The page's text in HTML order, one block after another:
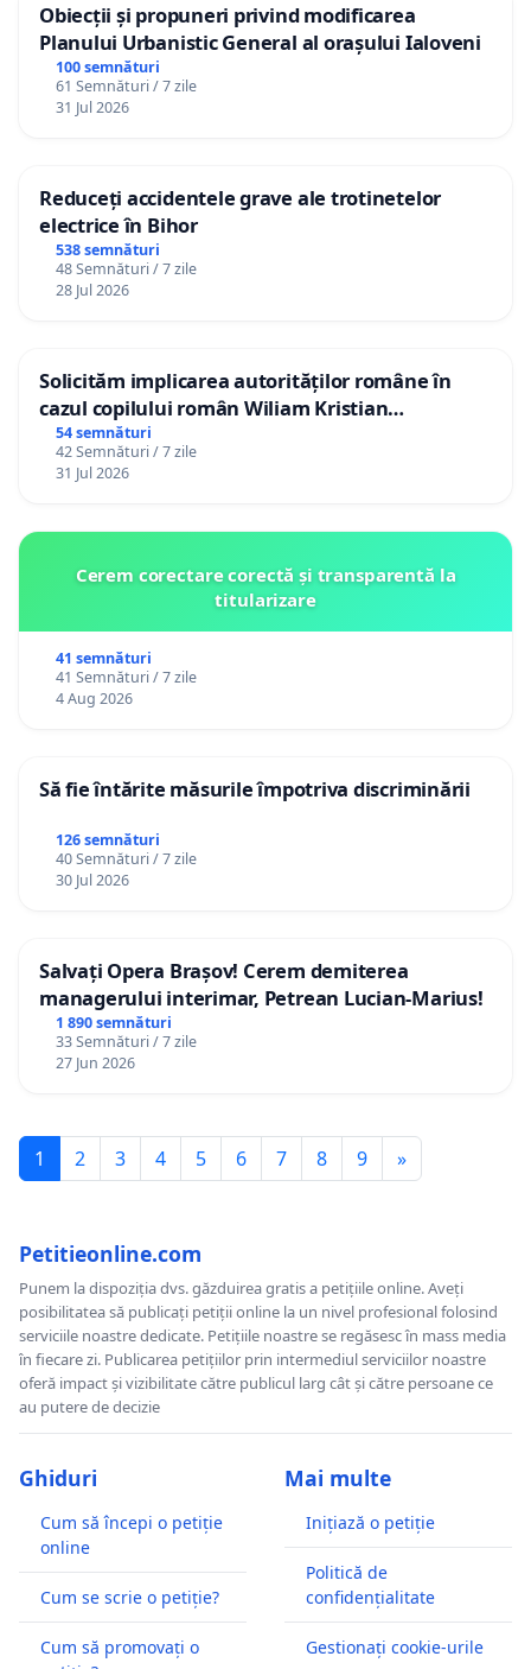
Obiecții și propuneri privind modificarea
Planului Urbanistic General al orașului Ialoveni
100 semnături
61 Semnături / 7 zile
31 Jul 2026
Reduceți accidentele grave ale trotinetelor
electrice în Bihor
538 semnături
48 Semnături / 7 zile
28 Jul 2026
Solicităm implicarea autorităților române în
cazul copilului român Wiliam Kristian
Gheorghe, aflat în plasament în Danemarca de
12 ani
54 semnături
42 Semnături / 7 zile
31 Jul 2026
Cerem corectare corectă și transparentă la
titularizare
41 semnături
41 Semnături / 7 zile
4 Aug 2026
Să fie întărite măsurile împotriva discriminării
126 semnături
40 Semnături / 7 zile
30 Jul 2026
Salvați Opera Brașov! Cerem demiterea
managerului interimar, Petrean Lucian-Marius!
1 890 semnături
33 Semnături / 7 zile
27 Jun 2026
1 2 3 4 5 6 7 8 9 »
Petitieonline.com
Punem la dispoziția dvs. găzduirea gratis a petițiile online. Aveți
posibilitatea să publicați petiții online la un nivel profesional folosind
serviciile noastre dedicate. Petițiile noastre se regăsesc în mass media
în fiecare zi. Publicarea petițiilor prin intermediul serviciilor noastre
oferă impact și vizibilitate către publicul larg cât și către persoane ce
au putere de decizie
Ghiduri
Cum să începi o petiție
online
Cum se scrie o petiție?
Cum să promovați o
Mai multe
Inițiază o petiție
Politică de
confidențialitate
Gestionați cookie-urile